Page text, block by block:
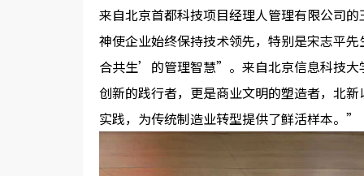
来自北京首都科技项目经理人管理有限公
神使企业始终保持技术领先，特别是宋志平
合共生’的管理智慧”。来自北京信息科技
创新的践行者，更是商业文明的塑造者，北
实践，为传统制造业转型提供了鲜活样本。”